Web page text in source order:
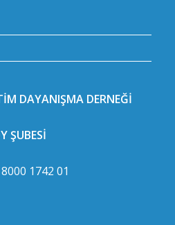
DAYANIŞMA DERNEĞİ
ŞUBESİ
1742 01